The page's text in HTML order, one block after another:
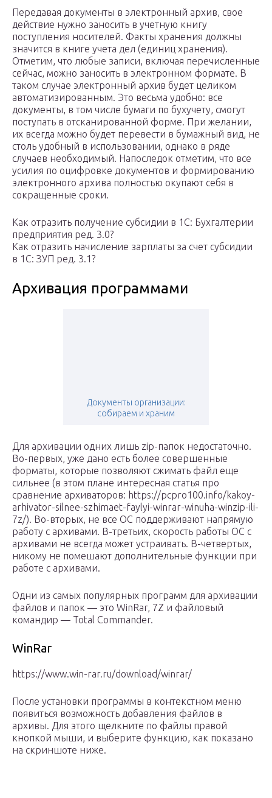
Передавая документы в электронный архив, свое
действие нужно заносить в учетную книгу
поступления носителей. Факты хранения должны
значится в книге учета дел (единиц хранения).
Отметим, что любые записи, включая перечисленные
сейчас, можно заносить в электронном формате. В
таком случае электронный архив будет целиком
автоматизированным. Это весьма удобно: все
документы, в том числе бумаги по бухучету, смогут
поступать в отсканированной форме. При желании,
их всегда можно будет перевести в бумажный вид, не
столь удобный в использовании, однако в ряде
случаев необходимый. Напоследок отметим, что все
усилия по оцифровке документов и формированию
электронного архива полностью окупают себя в
сокращенные сроки.
Как отразить получение субсидии в 1С: Бухгалтерии
предприятия ред. 3.0?
Как отразить начисление зарплаты за счет субсидии
в 1С: ЗУП ред. 3.1?
Архивация программами
Документы организации:
собираем и храним
Для архивации одних лишь zip-папок недостаточно.
Во-первых, уже дано есть более совершенные
форматы, которые позволяют сжимать файл еще
сильнее (в этом плане интересная статья про
сравнение архиваторов: https://pcpro100.info/kakoy-
arhivator-silnee-szhimaet-faylyi-winrar-winuha-winzip-ili-
7z/). Во-вторых, не все ОС поддерживают напрямую
работу с архивами. В-третьих, скорость работы ОС с
архивами не всегда может устраивать. В-четвертых,
никому не помешают дополнительные функции при
работе с архивами.
Одни из самых популярных программ для архивации
файлов и папок — это WinRar, 7Z и файловый
командир — Total Commander.
WinRar
https://www.win-rar.ru/download/winrar/
После установки программы в контекстном меню
появиться возможность добавления файлов в
архивы. Для этого щелкните по файлы правой
кнопкой мыши, и выберите функцию, как показано
на скриншоте ниже.